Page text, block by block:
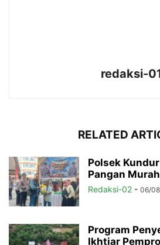
redaksi-
RELATED
Polsek
Pangan
Redaksi-02 - 06/
Program
Ikhtiar